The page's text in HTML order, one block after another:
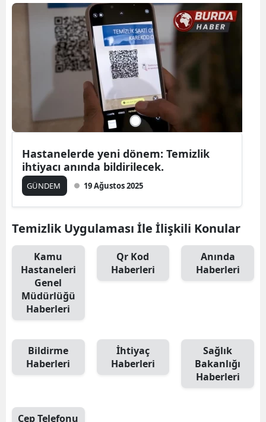
Hastanelerde yeni dönem: Temizlik
ihtiyacı anında bildirilecek.
GÜNDEM 19 Ağustos 2025
Temizlik Uygulaması İle İlişkili Konular
Kamu
Hastaneleri
Genel
Müdürlüğü
Haberleri
Qr Kod
Haberleri
Anında
Haberleri
Bildirme
Haberleri
İhtiyaç
Haberleri
Sağlık
Bakanlığı
Haberleri
Cep Telefonu